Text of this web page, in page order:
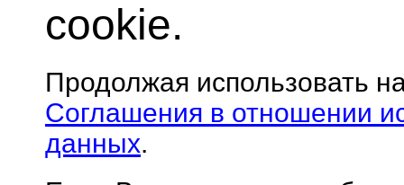
cookie.
Продолжая использовать
Соглашения в отношении
данных.